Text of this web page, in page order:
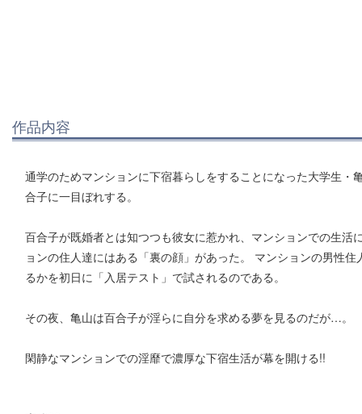
作品内容
通学のためマンションに下宿暮らしをすることになった大学生・
合子に一目ぼれする。
百合子が既婚者とは知つつも彼女に惹かれ、マンションでの生活
ョンの住人達にはある「裏の顔」があった。 マンションの男性
るかを初日に「入居テスト」で試されるのである。
その夜、亀山は百合子が淫らに自分を求める夢を見るのだが…。
閑静なマンションでの淫靡で濃厚な下宿生活が幕を開ける!!